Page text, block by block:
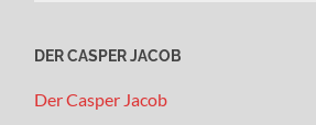
DER CASPER JACOB
Der Casper Jacob